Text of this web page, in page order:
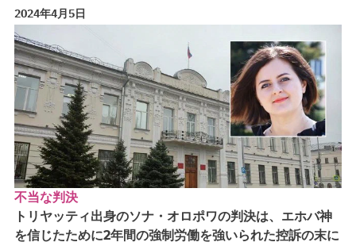
2024年4月5日
不当な判決
トリヤッティ出身のソナ・オロポワの判決は、エホバ神
を信じたために2年間の強制労働を強いられた控訴の末に